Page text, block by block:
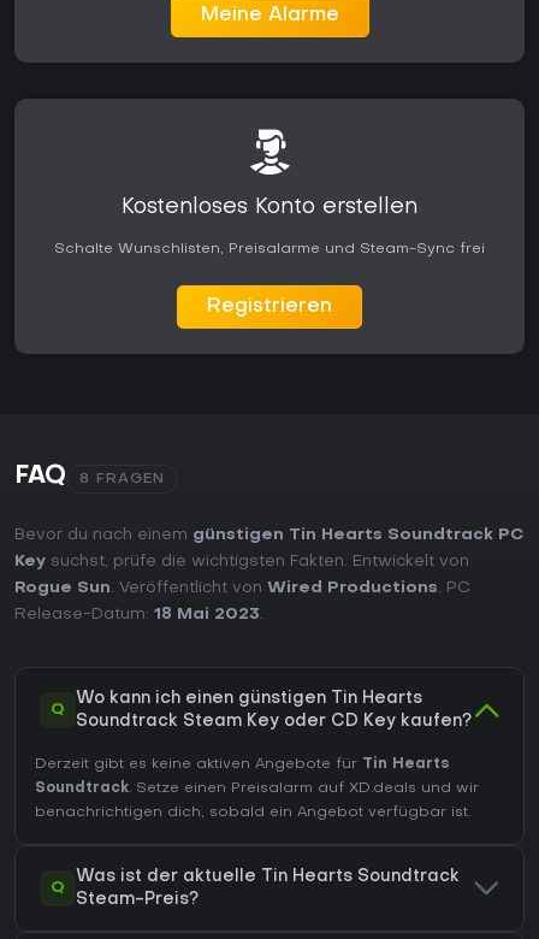
Meine Alarme
Kostenloses Konto erstellen
Schalte Wunschlisten, Preisalarme und Steam-Sync frei
Registrieren
FAQ 8 FRAGEN
Bevor du nach einem günstigen Tin Hearts Soundtrack PC
Key suchst, prüfe die wichtigsten Fakten. Entwickelt von
Rogue Sun. Veröffentlicht von Wired Productions. PC
Release-Datum: 18 Mai 2023.
Q
Wo kann ich einen günstigen Tin Hearts
Soundtrack Steam Key oder CD Key kaufen?
Derzeit gibt es keine aktiven Angebote für Tin Hearts
Soundtrack. Setze einen Preisalarm auf XD.deals und wir
benachrichtigen dich, sobald ein Angebot verfügbar ist.
Q
Was ist der aktuelle Tin Hearts Soundtrack
Steam-Preis?